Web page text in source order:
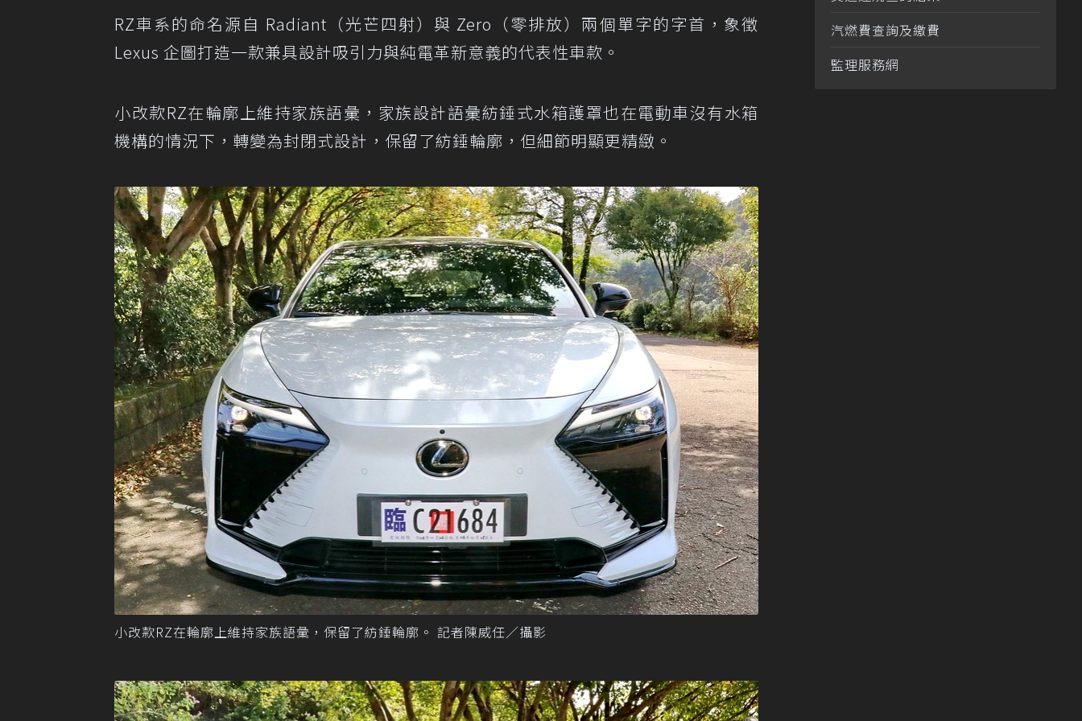
RZ車系的命名源自 Radiant（光芒四射）與 Zero（零排放）兩個單字的字首，象徵
Lexus 企圖打造一款兼具設計吸引力與純電革新意義的代表性車款。
小改款RZ在輪廓上維持家族語彙，家族設計語彙紡錘式水箱護罩也在電動車沒有水箱
機構的情況下，轉變為封閉式設計，保留了紡錘輪廓，但細節明顯更精緻。
小改款RZ在輪廓上維持家族語彙，保留了紡錘輪廓。 記者陳威任／攝影
汽燃費查詢及繳費
監理服務網